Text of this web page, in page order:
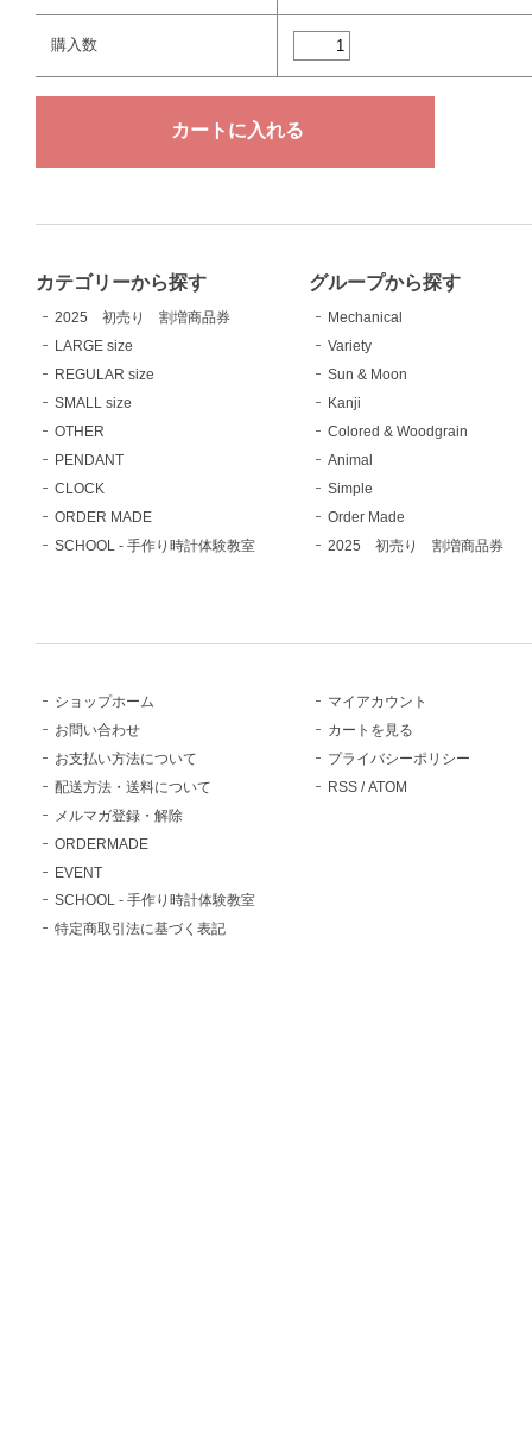
購入数
カテゴリーから探す
2025 初売り 割増商品券
LARGE size
REGULAR size
SMALL size
OTHER
PENDANT
CLOCK
ORDER MADE
SCHOOL - 手作り時計体験教室
グループから探す
Mechanical
Variety
Sun & Moon
Kanji
Colored & Woodgrain
Animal
Simple
Order Made
2025 初売り 割増商品券
ショップホーム
お問い合わせ
お支払い方法について
配送方法・送料について
メルマガ登録・解除
ORDERMADE
EVENT
SCHOOL - 手作り時計体験教室
特定商取引法に基づく表記
マイアカウント
カートを見る
プライバシーポリシー
RSS /ATOM